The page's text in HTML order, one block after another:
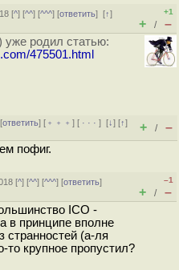
[^] [^^] [^^^] [ответить][↑]
+1
+ / –
уже родил статью:
475501.html
ответить] [ ﹢﹢﹢] [ · · ·][↓] [↑]
+ / –
пофиг.
[^] [^^] [^^^] [ответить]
–1
+ / –
ICO -
в принципе вполне
странностей (а-ля
то крупное пропустил?